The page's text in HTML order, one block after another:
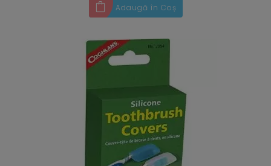
Adaugă în Coș